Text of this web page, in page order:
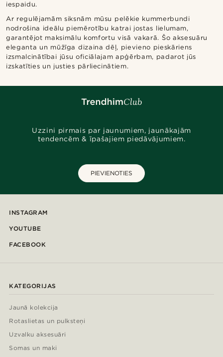
iespaidu.
Ar regulējamām siksnām mūsu pelēkie kummerbundi
nodrošina ideālu piemērotību katrai jostas lielumam,
garantējot maksimālu komfortu visā vakarā. Šo aksesuāru
eleganta un mūžīga dizaina dēļ, pievieno pieskāriens
izsmalcinātībai jūsu oficiālajam apģērbam, padarot jūs
izskatīties un justies pārliecinātiem.
Uzzini pirmais par jaunumiem, jaunākajām
tendencēm & īpašajiem piedāvājumiem.
PIEVIENOTIES
INSTAGRAM
YOUTUBE
FACEBOOK
KATEGORIJAS
Jaunā kolekcija
Rotaslietas un pulksteņi
Uzvalku aksesuāri
Somas un maki